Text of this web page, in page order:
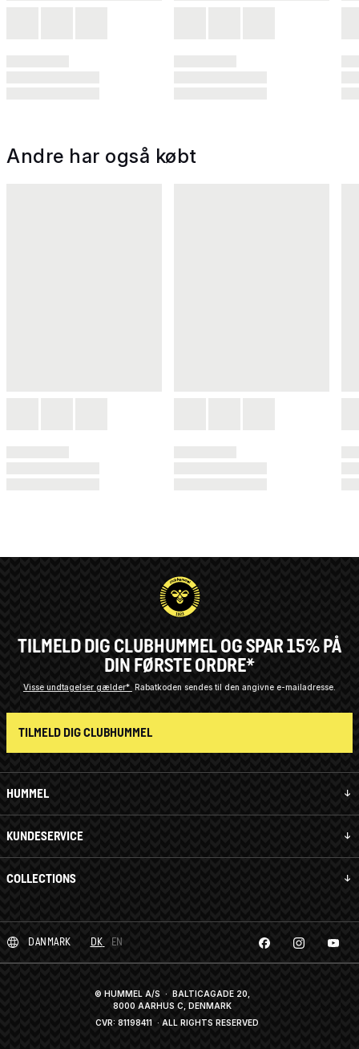
Andre har også købt
HUMMEL
KUNDESERVICE
COLLECTIONS
TILMELD DIG CLUBHUMMEL OG SPAR 15% PÅ
DIN FØRSTE ORDRE*
Visse undtagelser gælder* Rabatkoden sendes til den angivne e-mailadresse.
TILMELD DIG CLUBHUMMEL
DANMARK DK EN
© HUMMEL A/S · BALTICAGADE 20,
8000 AARHUS C, DENMARK
CVR: 81198411 · ALL RIGHTS RESERVED